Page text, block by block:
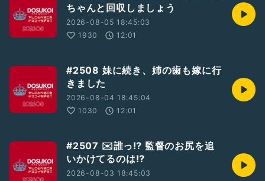
#ドスラヂ2503ちゃんと回収しましょう
2026-08-05 18:45:03
1930
12:01
#2508 妹に続き、姉の歯も嫁に行
きました
2026-08-04 18:45:04
1030
12:01
#2507 ✉️誰っ⁉︎ 監督のお尻を追
いかけてるのは⁉︎
2026-08-03 18:45:03